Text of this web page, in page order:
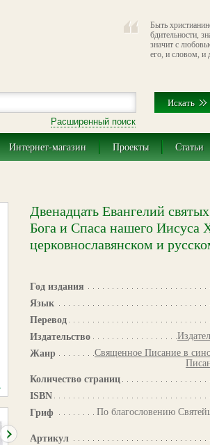
Быть
бдительности,
значит с
его, и словом, и
Расширенный поиск
Интернет-магазин Проекты Статьи
Двенадцать Евангелий
Бога и Спаса нашего Иисуса
церковнославянском и
Год издания
Язык
Перевод
Издательство
Жанр
Священное Писание в
Количество страниц
ISBN
Гриф
По благословению
Артикул